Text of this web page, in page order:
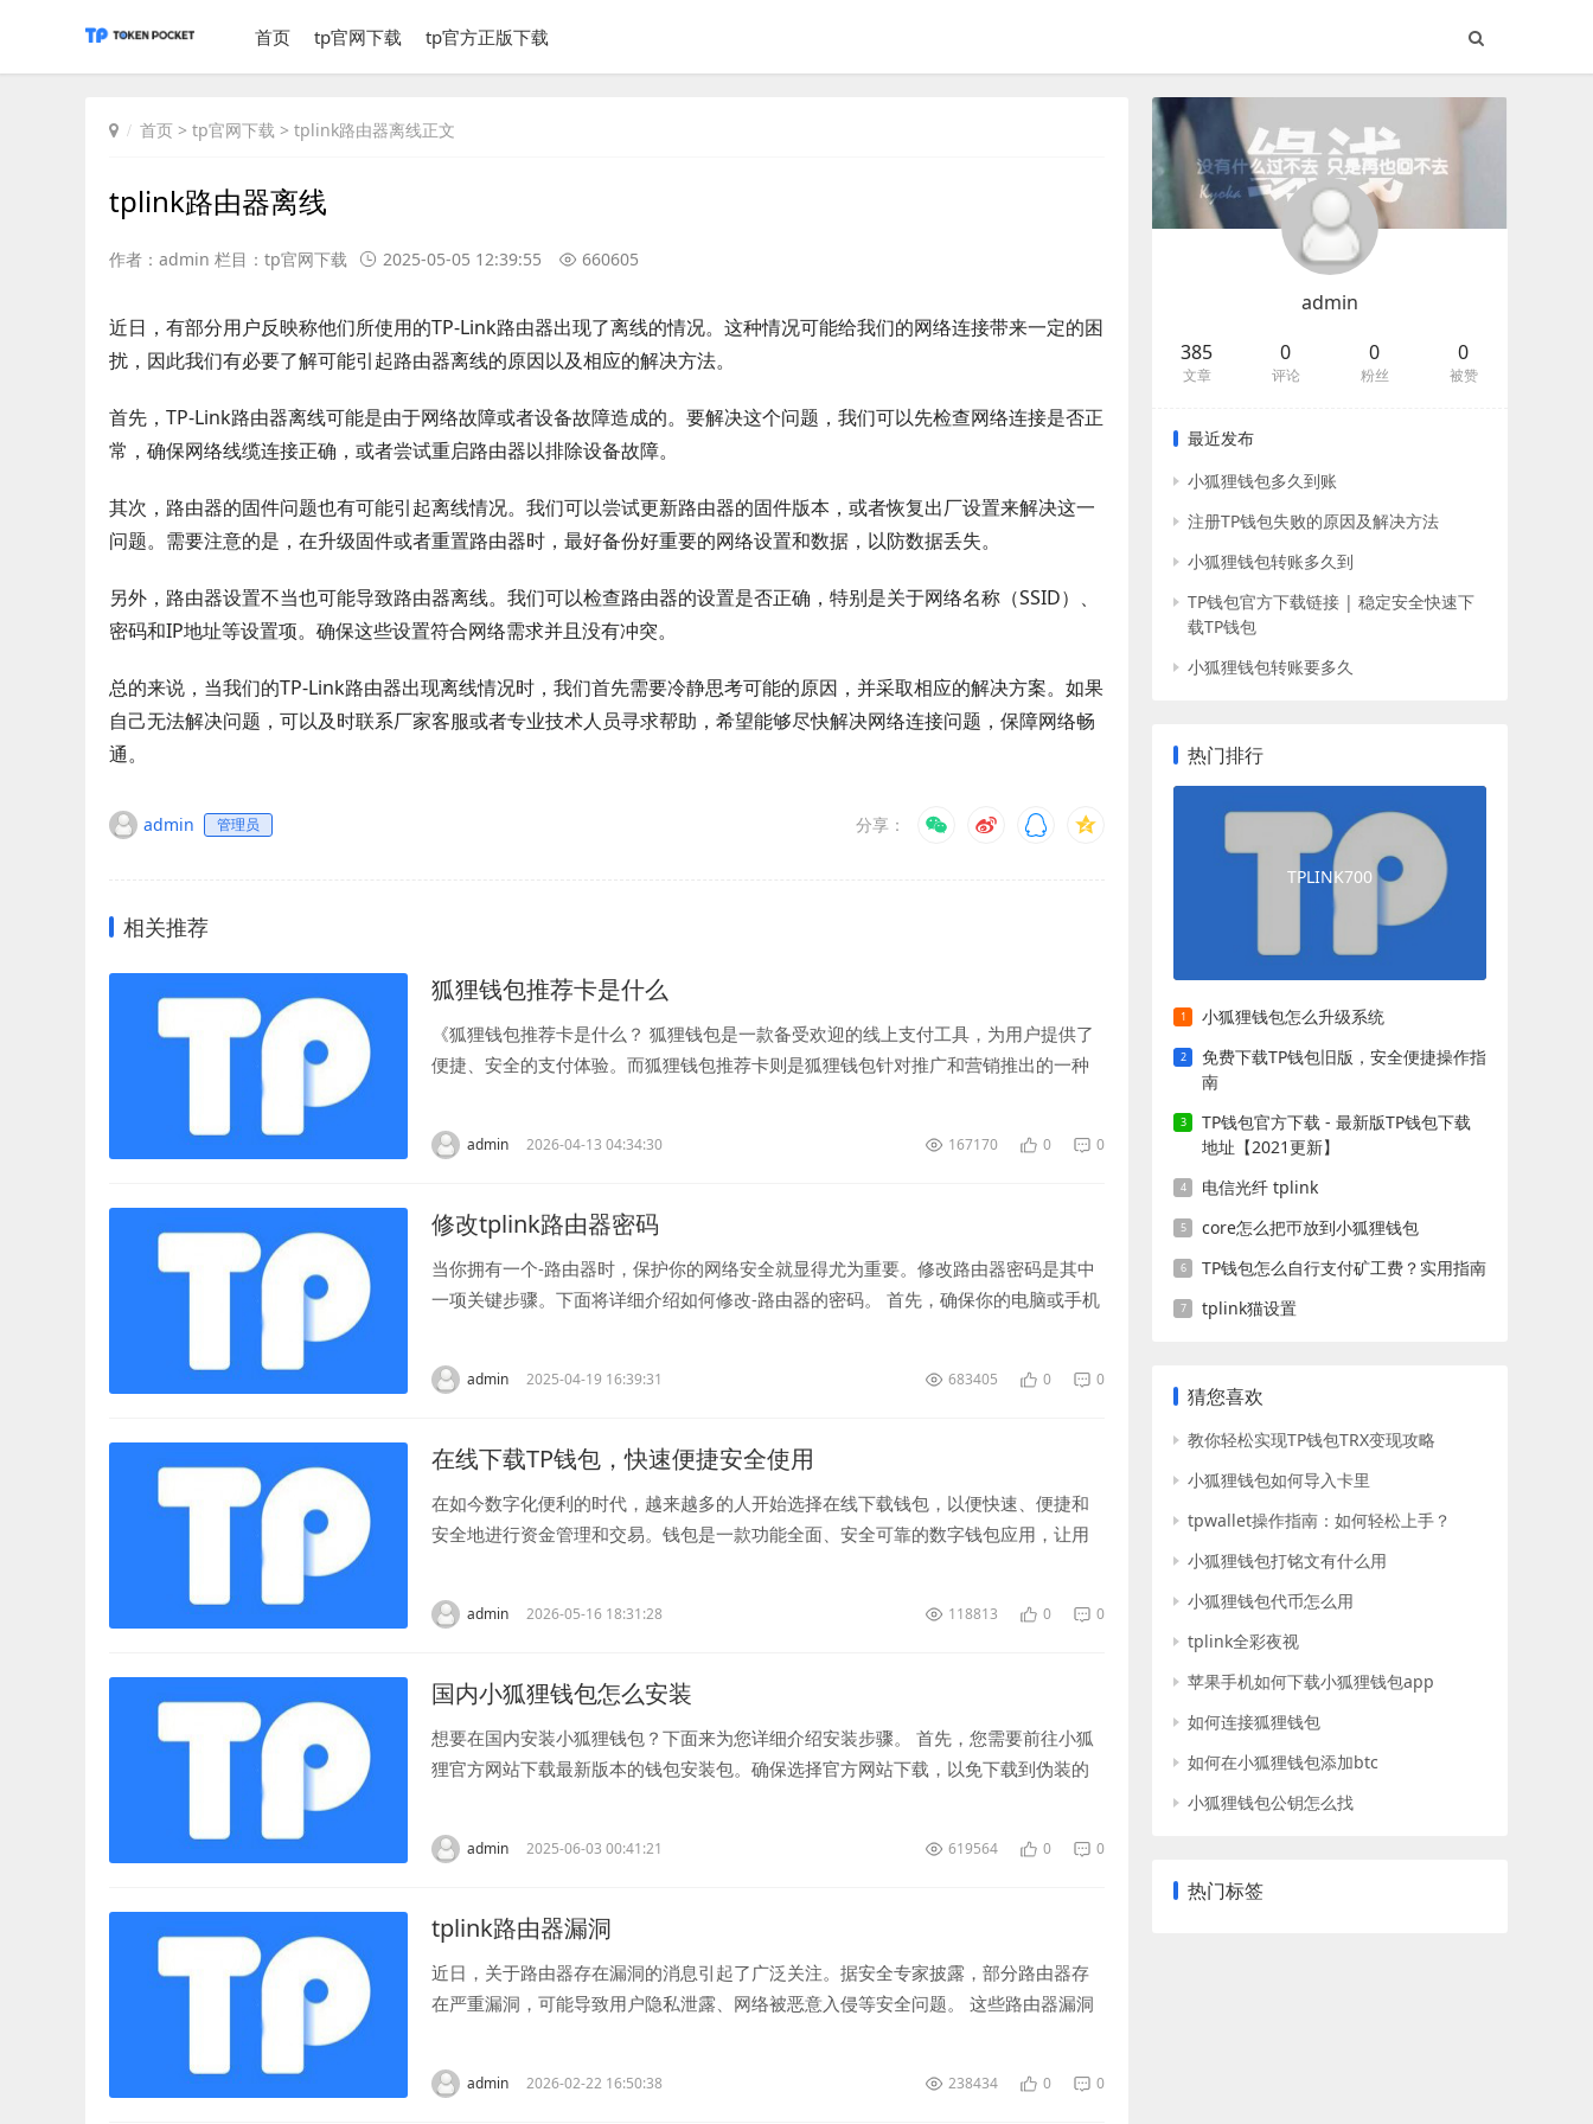
首页 tp官网下载 tp官方正版下载
首页 > tp官网下载 > tplink路由器离线正文
tplink路由器离线
作者：admin 栏目： tp官网下载 2025-05-05 12:39:55 660605
近日，有部分用户反映称他们所使用的TP-Link路由器出现了离线的情况。这种情况可能给我们的网络连接带来一定的困
扰，因此我们有必要了解可能引起路由器离线的原因以及相应的解决方法。
首先，TP-Link路由器离线可能是由于网络故障或者设备故障造成的。要解决这个问题，我们可以先检查网络连接是否正
常，确保网络线缆连接正确，或者尝试重启路由器以排除设备故障。
其次，路由器的固件问题也有可能引起离线情况。我们可以尝试更新路由器的固件版本，或者恢复出厂设置来解决这一
问题。需要注意的是，在升级固件或者重置路由器时，最好备份好重要的网络设置和数据，以防数据丢失。
另外，路由器设置不当也可能导致路由器离线。我们可以检查路由器的设置是否正确，特别是关于网络名称（SSID）、
密码和IP地址等设置项。确保这些设置符合网络需求并且没有冲突。
总的来说，当我们的TP-Link路由器出现离线情况时，我们首先需要冷静思考可能的原因，并采取相应的解决方案。如果
自己无法解决问题，可以及时联系厂家客服或者专业技术人员寻求帮助，希望能够尽快解决网络连接问题，保障网络畅
通。
admin 管理员 分享：
相关推荐
狐狸钱包推荐卡是什么
《狐狸钱包推荐卡是什么？ 狐狸钱包是一款备受欢迎的线上支付工具，为用户提供了
便捷、安全的支付体验。而狐狸钱包推荐卡则是狐狸钱包针对推广和营销推出的一种
admin 2026-04-13 04:34:30 167170 0 0
修改tplink路由器密码
当你拥有一个-路由器时，保护你的网络安全就显得尤为重要。修改路由器密码是其中
一项关键步骤。下面将详细介绍如何修改-路由器的密码。 首先，确保你的电脑或手机
admin 2025-04-19 16:39:31 683405 0 0
在线下载TP钱包，快速便捷安全使用
在如今数字化便利的时代，越来越多的人开始选择在线下载钱包，以便快速、便捷和
安全地进行资金管理和交易。钱包是一款功能全面、安全可靠的数字钱包应用，让用
admin 2026-05-16 18:31:28 118813 0 0
国内小狐狸钱包怎么安装
想要在国内安装小狐狸钱包？下面来为您详细介绍安装步骤。 首先，您需要前往小狐
狸官方网站下载最新版本的钱包安装包。确保选择官方网站下载，以免下载到伪装的
admin 2025-06-03 00:41:21 619564 0 0
tplink路由器漏洞
近日，关于路由器存在漏洞的消息引起了广泛关注。据安全专家披露，部分路由器存
在严重漏洞，可能导致用户隐私泄露、网络被恶意入侵等安全问题。 这些路由器漏洞
admin 2026-02-22 16:50:38 238434 0 0
admin
385
文章
0
评论
0
粉丝
0
被赞
最近发布
小狐狸钱包多久到账
注册TP钱包失败的原因及解决方法
小狐狸钱包转账多久到
TP钱包官方下载链接 | 稳定安全快速下
载TP钱包
小狐狸钱包转账要多久
热门排行
TPLINK700
小狐狸钱包怎么升级系统
免费下载TP钱包旧版，安全便捷操作指
南
TP钱包官方下载 - 最新版TP钱包下载
地址【2021更新】
电信光纤 tplink
core怎么把帀放到小狐狸钱包
TP钱包怎么自行支付矿工费？实用指南
tplink猫设置
猜您喜欢
教你轻松实现TP钱包TRX变现攻略
小狐狸钱包如何导入卡里
tpwallet操作指南：如何轻松上手？
小狐狸钱包打铭文有什么用
小狐狸钱包代币怎么用
tplink全彩夜视
苹果手机如何下载小狐狸钱包app
如何连接狐狸钱包
如何在小狐狸钱包添加btc
小狐狸钱包公钥怎么找
热门标签